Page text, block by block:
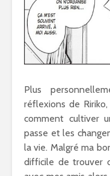
Plus
réflexions de
comment cultiver
passe et les
la vie. Malgré ma
difficile de trouver